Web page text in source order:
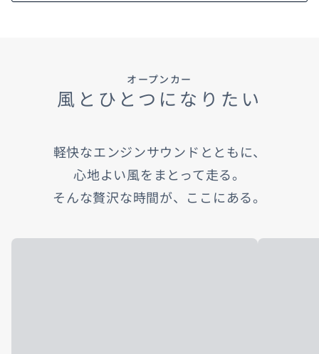
オープンカー
風とひとつになりたい
軽快なエンジンサウンドとともに、
心地よい風をまとって走る。
そんな贅沢な時間が、ここにある。